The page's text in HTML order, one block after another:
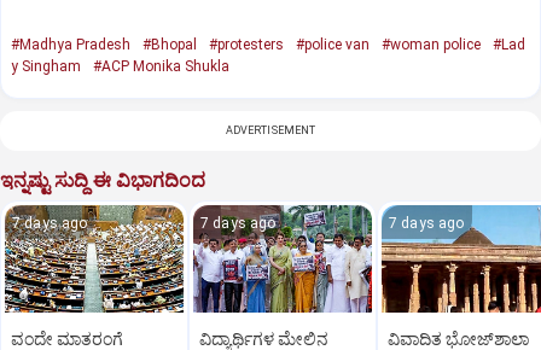
#Madhya Pradesh #Bhopal #protesters #police van #woman police
#Lad
y Singham
#ACP Monika Shukla
ADVERTISEMENT
ಇನ್ನಷ್ಟು ಸುದ್ದಿ ಈ ವಿಭಾಗದಿಂದ
7 days ago
ವಂದೇ ಮಾತರಂಗೆ
7 days ago
ವಿದ್ಯಾರ್ಥಿಗಳ ಮೇಲಿನ
7 days ago
ವಿವಾದಿತ ಭೋಜ್‌ಶಾಲಾ